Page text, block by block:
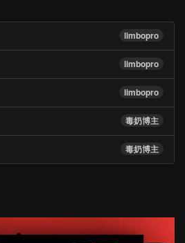
limbopro
limbopro
limbopro
毒奶博主
毒奶博主